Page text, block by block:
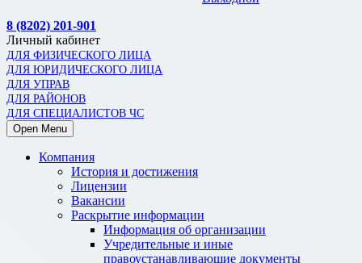
8 (8202) 201-901
Личный кабинет
ДЛЯ ФИЗИЧЕСКОГО ЛИЦА
ДЛЯ ЮРИДИЧЕСКОГО ЛИЦА
ДЛЯ УПРАВ
ДЛЯ РАЙОНОВ
ДЛЯ СПЕЦИАЛИСТОВ ЧС
Open Menu
Компания
История и достижения
Лицензии
Вакансии
Раскрытие информации
Информация об организации
Учредительные и иные
правоустанавливающие документы